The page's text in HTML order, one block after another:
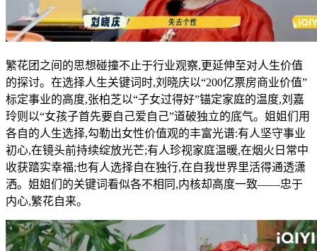
繁花团之间的思想碰撞不止于行业观察,更延伸至对人生价值
的探讨。在选择人生关键词时,刘晓庆以“200亿票房商业价值”
标定事业的高度,张柏芝以“子女过得好”锚定家庭的温度,刘嘉
玲则以“女孩子首先要自己爱自己”道破独立的底气。姐姐们用
各自的人生选择,勾勒出女性价值观的丰富光谱:有人坚守事业
初心,在镜头前持续绽放光芒;有人珍视家庭温暖,在烟火日常中
收获踏实幸福;也有人选择自在独行,在自我世界里活得通透潇
洒。姐姐们的关键词看似各不相同,内核却高度一致——忠于
内心,繁花自来。